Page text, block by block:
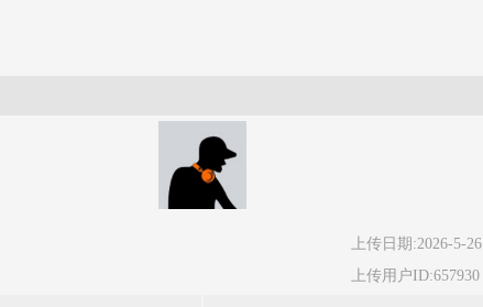
上传日期:2026-5-26
上传用户ID:657930